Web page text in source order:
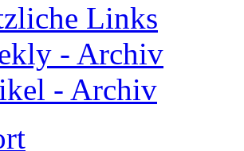
Links
- Archiv
- Archiv